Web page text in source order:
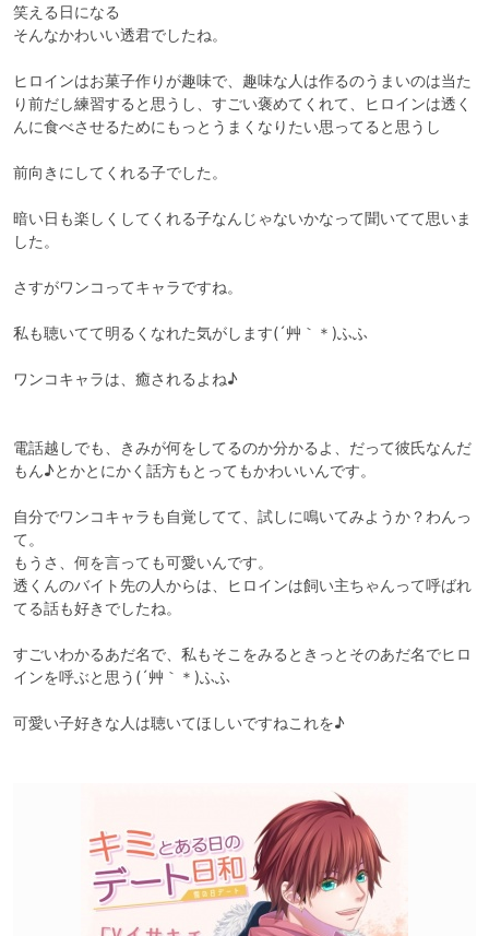
笑える日になる
そんなかわいい透君でしたね。
ヒロインはお菓子作りが趣味で、趣味な人は作るのうまいのは当た
り前だし練習すると思うし、すごい褒めてくれて、ヒロインは透く
んに食べさせるためにもっとうまくなりたい思ってると思うし
前向きにしてくれる子でした。
暗い日も楽しくしてくれる子なんじゃないかなって聞いてて思いま
した。
さすがワンコってキャラですね。
私も聴いてて明るくなれた気がします(´艸｀＊)ふふ
ワンコキャラは、癒されるよね♪
電話越しでも、きみが何をしてるのか分かるよ、だって彼氏なんだ
もん♪とかとにかく話方もとってもかわいいんです。
自分でワンコキャラも自覚してて、試しに鳴いてみようか？わんっ
て。
もうさ、何を言っても可愛いんです。
透くんのバイト先の人からは、ヒロインは飼い主ちゃんって呼ばれ
てる話も好きでしたね。
すごいわかるあだ名で、私もそこをみるときっとそのあだ名でヒロ
インを呼ぶと思う(´艸｀＊)ふふ
可愛い子好きな人は聴いてほしいですねこれを♪